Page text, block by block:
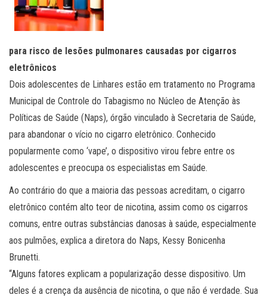
para risco de lesões pulmonares causadas por cigarros
eletrônicos
Dois adolescentes de Linhares estão em tratamento no Programa
Municipal de Controle do Tabagismo no Núcleo de Atenção às
Políticas de Saúde (Naps), órgão vinculado à Secretaria de Saúde,
para abandonar o vício no cigarro eletrônico. Conhecido
popularmente como ‘vape’, o dispositivo virou febre entre os
adolescentes e preocupa os especialistas em Saúde.
Ao contrário do que a maioria das pessoas acreditam, o cigarro
eletrônico contém alto teor de nicotina, assim como os cigarros
comuns, entre outras substâncias danosas à saúde, especialmente
aos pulmões, explica a diretora do Naps, Kessy Bonicenha
Brunetti.
“Alguns fatores explicam a popularização desse dispositivo. Um
deles é a crença da ausência de nicotina, o que não é verdade. Sua